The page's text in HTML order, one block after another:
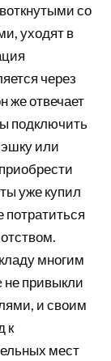
со
уходят в
через
же отвечает
подключить
или
уже купил
потратиться
многим
не привыкли
и своим
к
мест